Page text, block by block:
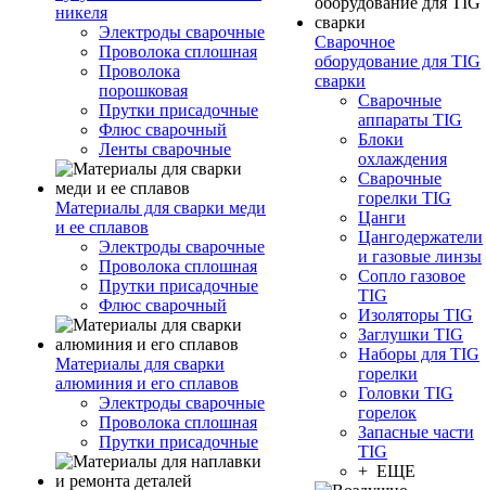
никеля
Электроды сварочные
Проволока сплошная
Проволока
порошковая
Прутки присадочные
Флюс сварочный
Ленты сварочные
Материалы для сварки меди
и ее сплавов
Электроды сварочные
Проволока сплошная
Прутки присадочные
Флюс сварочный
Материалы для сварки
алюминия и его сплавов
Электроды сварочные
Проволока сплошная
Прутки присадочные
Сварочное
оборудование для TIG
сварки
Сварочные
аппараты TIG
Блоки
охлаждения
Сварочные
горелки TIG
Цанги
Цангодержатели
и газовые линзы
Сопло газовое
TIG
Изоляторы TIG
Заглушки TIG
Наборы для TIG
горелки
Головки TIG
горелок
Запасные части
TIG
+ ЕЩЕ